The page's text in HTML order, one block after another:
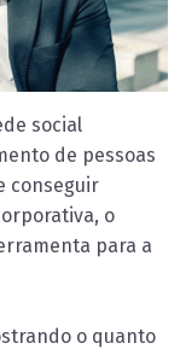
social
de pessoas
conseguir
o
para a
o quanto